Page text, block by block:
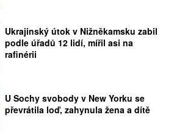
Ukrajinský útok v Nižněkamsku zabil
podle úřadů 12 lidí, mířil asi na
rafinérii
U Sochy svobody v New Yorku se
převrátila loď, zahynula žena a dítě